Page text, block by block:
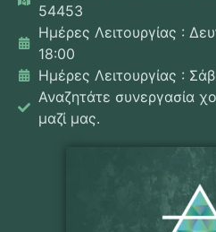
54453
Ημέρες Λειτουργίας :
18:00
Ημέρες Λειτουργίας :
Αναζητάτε συνεργασία
μαζί μας.